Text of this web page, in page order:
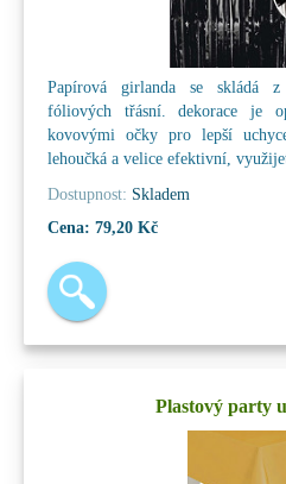
Papírová girlanda se skládá
fóliových třásní. dekorace je
kovovými očky pro lepší
lehoučká a velice efektivní,
Dostupnost: Skladem
Cena: 79,20 Kč
Plastový party